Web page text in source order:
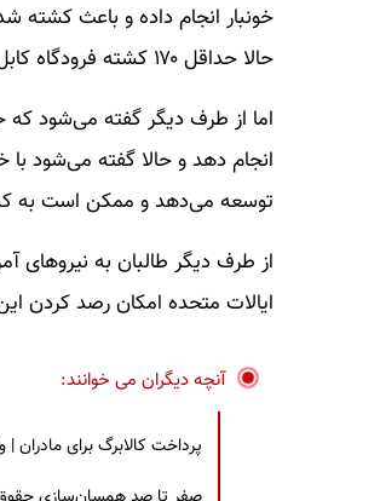
حالا حداقل ۱۷۰ کشته فرودگاه کابل.
اما از طرف دیگر گفته می‌شود که
انجام دهد و حالا گفته می‌شود با
توسعه می‌دهد و ممکن است به
از طرف دیگر طالبان به نیروهای
ایالات متحده امکان رصد کردن
آنچه دیگران می خوانند:
پرداخت کالابرگ برای مادران | واریزی یارانه معیشتی با 30